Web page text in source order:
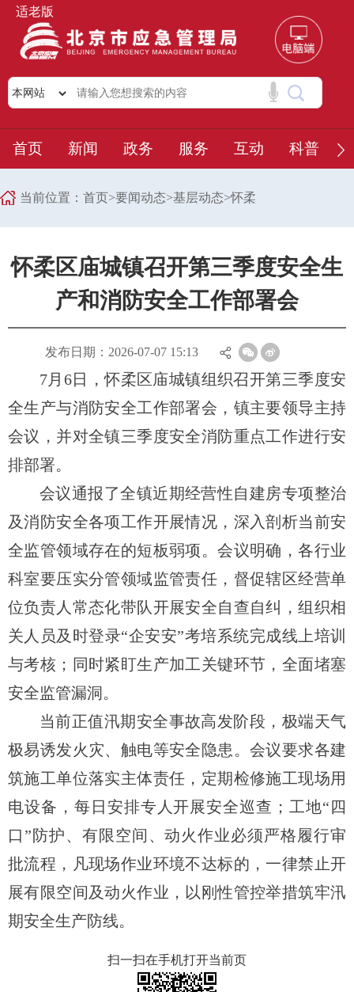
适老版
首页 新闻 政务 服务 互动 科普
当前位置： 首页>要闻动态>基层动态>怀柔
怀柔区庙城镇召开第三季度安全生
产和消防安全工作部署会
发布日期：2026-07-07 15:13
7月6日，怀柔区庙城镇组织召开第三季度安
全生产与消防安全工作部署会，镇主要领导主持
会议，并对全镇三季度安全消防重点工作进行安
排部署。
会议通报了全镇近期经营性自建房专项整治
及消防安全各项工作开展情况，深入剖析当前安
全监管领域存在的短板弱项。会议明确，各行业
科室要压实分管领域监管责任，督促辖区经营单
位负责人常态化带队开展安全自查自纠，组织相
关人员及时登录“企安安”考培系统完成线上培训
与考核；同时紧盯生产加工关键环节，全面堵塞
安全监管漏洞。
当前正值汛期安全事故高发阶段，极端天气
极易诱发火灾、触电等安全隐患。会议要求各建
筑施工单位落实主体责任，定期检修施工现场用
电设备，每日安排专人开展安全巡查；工地“四
口”防护、有限空间、动火作业必须严格履行审
批流程，凡现场作业环境不达标的，一律禁止开
展有限空间及动火作业，以刚性管控举措筑牢汛
期安全生产防线。
扫一扫在手机打开当前页